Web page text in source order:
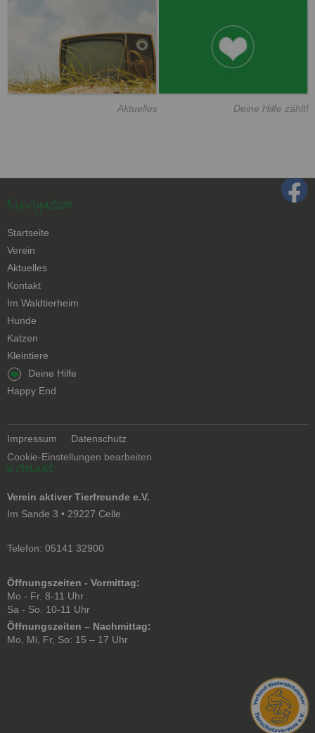
Aktuelles Deine Hilfe zählt!
Navigation
Navigation
überspringen
Startseite
Verein
Aktuelles
Kontakt
Navigation
überspringen
Im Waldtierheim
Hunde
Katzen
Kleintiere
Navigation
überspringen
Deine Hilfe
Happy End
Navigation
überspringen
Impressum
Datenschutz
Cookie-Einstellungen bearbeiten
Kontakt
Verein aktiver Tierfreunde e.V.
Im Sande 3 • 29227 Celle
Telefon: 05141 32900
Öffnungszeiten - Vormittag:
Mo - Fr. 8-11 Uhr
Sa - So. 10-11 Uhr
Öffnungszeiten – Nachmittag:
Mo, Mi, Fr, So: 15 – 17 Uhr